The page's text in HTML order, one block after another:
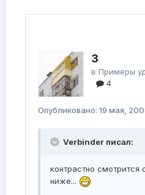
3
в Примеры
4
Опубликовано: 19 мая,
Verbinder писал:
контрастно
ниже...